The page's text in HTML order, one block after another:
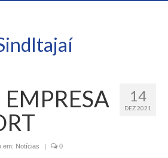
14
DEZ 2021
em: Notícias | 0